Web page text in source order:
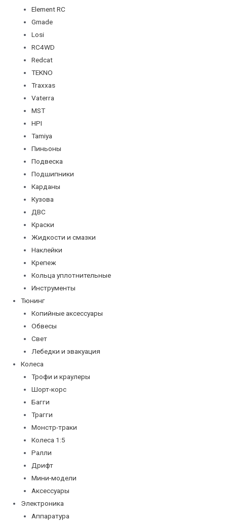
Element RC
Gmade
Losi
RC4WD
Redcat
TEKNO
Traxxas
Vaterra
MST
HPI
Tamiya
Пиньоны
Подвеска
Подшипники
Карданы
Кузова
ДВС
Краски
Жидкости и смазки
Наклейки
Крепеж
Кольца уплотнительные
Инструменты
Тюнинг
Копийные аксессуары
Обвесы
Свет
Лебедки и эвакуация
Колеса
Трофи и краулеры
Шорт-корс
Багги
Трагги
Монстр-траки
Колеса 1:5
Ралли
Дрифт
Мини-модели
Аксессуары
Электроника
Аппаратура